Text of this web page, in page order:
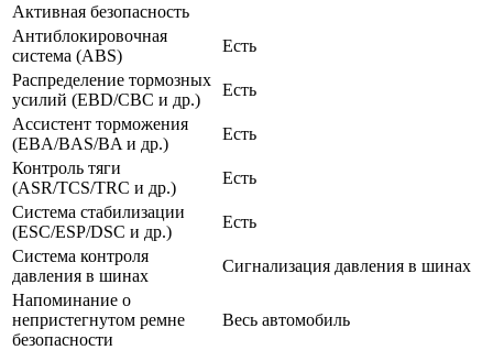
Активная безопасность
Антиблокировочная
система (ABS)
Есть
Распределение тормозных
усилий (EBD/CBC и др.)
Есть
Ассистент торможения
(EBA/BAS/BA и др.)
Есть
Контроль тяги
(ASR/TCS/TRC и др.)
Есть
Система стабилизации
(ESC/ESP/DSC и др.)
Есть
Система контроля
давления в шинах
Сигнализация давления в шинах
Напоминание о
непристегнутом ремне
безопасности
Весь автомобиль